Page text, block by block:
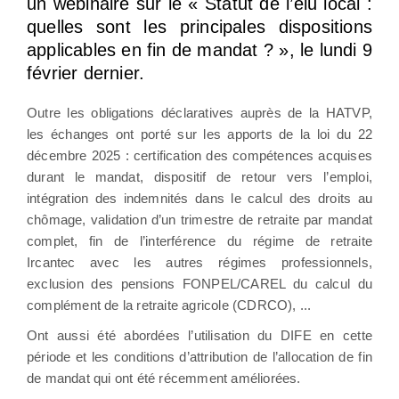
quelles sont les principales dispositions
applicables en fin de mandat ? », le lundi 9
février dernier.
Outre les obligations déclaratives auprès de la HATVP,
les échanges ont porté sur les apports de la loi du 22
décembre 2025 : certification des compétences acquises
durant le mandat, dispositif de retour vers l’emploi,
intégration des indemnités dans le calcul des droits au
chômage, validation d’un trimestre de retraite par mandat
complet, fin de l’interférence du régime de retraite
Ircantec avec les autres régimes professionnels,
exclusion des pensions FONPEL/CAREL du calcul du
complément de la retraite agricole (CDRCO), ...
Ont aussi été abordées l’utilisation du DIFE en cette
période et les conditions d’attribution de l’allocation de fin
de mandat qui ont été récemment améliorées.